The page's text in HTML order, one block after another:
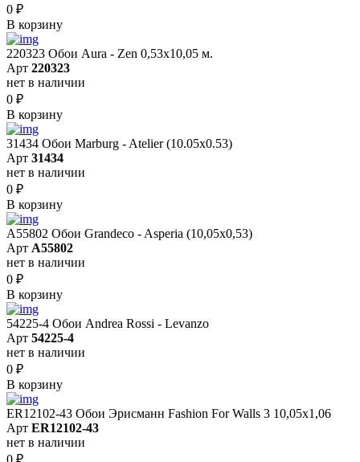
0 ₽
В корзину
220323 Обои Aura - Zen 0,53х10,05 м.
Арт 220323
нет в наличии
0 ₽
В корзину
31434 Обои Marburg - Atelier (10.05х0.53)
Арт 31434
нет в наличии
0 ₽
В корзину
A55802 Обои Grandeco - Asperia (10,05х0,53)
Арт A55802
нет в наличии
0 ₽
В корзину
54225-4 Обои Andrea Rossi - Levanzo
Арт 54225-4
нет в наличии
0 ₽
В корзину
ER12102-43 Обои Эрисманн Fashion For Walls 3 10,05x1,06
Арт ER12102-43
нет в наличии
0 ₽